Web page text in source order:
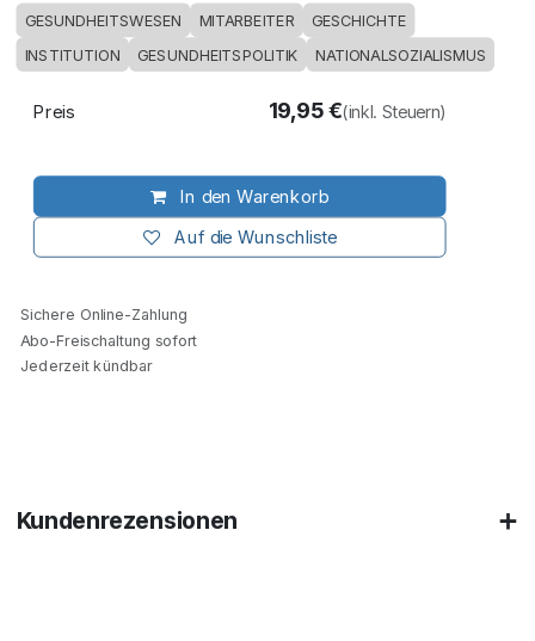
GESUNDHEITSWESEN MITARBEITER GESCHICHTE
INSTITUTION GESUNDHEITSPOLITIK NATIONALSOZIALISMUS
In den Warenkorb
Auf die Wunschliste
Preis 19,95€(inkl. Steuern)
Sichere Online-Zahlung
Abo-Freischaltung sofort
Jederzeit kündbar
Kundenrezensionen